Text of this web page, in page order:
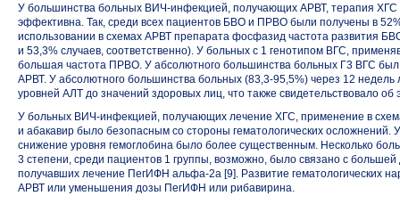
У большинства больных ВИЧ-инфекцией, получающих АРВТ, терапия ХГС
эффективна. Так, среди всех пациентов БВО и ПРВО были получены в
использовании в схемах АРВТ препарата фосфазид частота развития
и 53,3% случаев, соответственно). У больных с 1 генотипом ВГС,
большая частота ПРВО. У абсолютного большинства больных Г3 ВГС
АРВТ. У абсолютного большинства больных (83,3-95,5%) через 12
уровней АЛТ до значений здоровых лиц, что также свидетельствовало
У больных ВИЧ-инфекцией, получающих лечение ХГС, применение в
и абакавир было безопасным со стороны гематологических
снижение уровня гемоглобина было более существенным. Несколько
3 степени, среди пациентов 1 группы, возможно, было связано с
получавших лечение ПегИФН альфа-2а [9]. Развитие гематологических
АРВТ или уменьшения дозы ПегИФН или рибавирина.